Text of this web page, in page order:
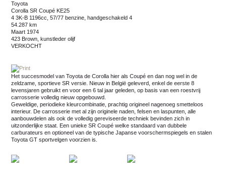
toyota
Corolla SR Coupé KE25
4 3K-B 1196cc, 57/77 benzine, handgeschakeld 4
54.287 km
maart 1974
423 Brown, kunstleder olijf
VERKOCHT
Het succesmodel van Toyota de Corolla hier als Coupé en dan nog wel in de
zeldzame, sportieve SR versie. Nieuw in België geleverd, enkel de eerste 8
levensjaren gebruikt en voor een 6 tal jaar geleden, op basis van een roestvrij
carrosserie volledig nieuw opgebouwd.
Geweldige, periodieke kleurcombinatie, prachtig origineel nagenoeg smetteloos
interieur. De carrosserie met al zijn originele naden, felsen en laspunten, alle
aanbouwdelen als ook de volledig gereviseerde techniek bevinden zich in
uitzonderlijke staat. Een unieke SR Coupé welke standaard van dubbele
carburateurs en optioneel van de typische Japanse voorschermspiegels en stalen
Toyota GT sportvelgen voorzien is.